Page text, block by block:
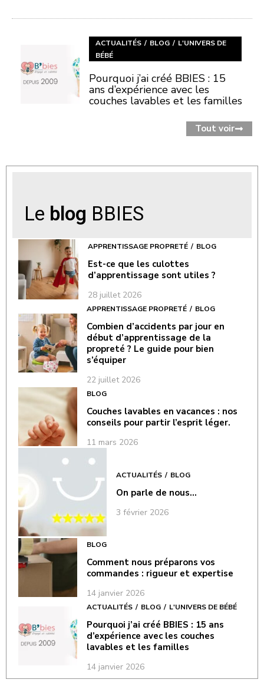
ACTUALITÉS BLOG
L'UNIVERS DE
BÉBÉ
Pourquoi j’ai créé BBIES : 15
ans d’expérience avec les
couches lavables et les familles
Tout voir
Le blog BBIES
APPRENTISSAGE PROPRETÉ BLOG
Est-ce que les culottes
d’apprentissage sont utiles ?
28 juillet 2026
APPRENTISSAGE PROPRETÉ BLOG
Combien d’accidents par jour en
début d’apprentissage de la
propreté ? Le guide pour bien
s’équiper
22 juillet 2026
BLOG
Couches lavables en vacances : nos
conseils pour partir l’esprit léger.
11 mars 2026
ACTUALITÉS BLOG
On parle de nous…
3 février 2026
BLOG
Comment nous préparons vos
commandes : rigueur et expertise
14 janvier 2026
ACTUALITÉS BLOG L'UNIVERS DE BÉBÉ
Pourquoi j’ai créé BBIES : 15 ans
d’expérience avec les couches
lavables et les familles
14 janvier 2026